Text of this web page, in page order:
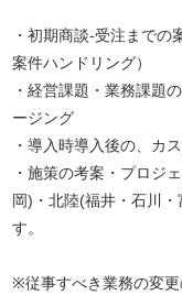
・初期商談-受注まで
案件ハンドリング）
・経営課題・業務課題
ージング
・導入時導入後の、カ
・施策の考案・プロジ
岡)・北陸(福井・石川
す。
※従事すべき業務の変